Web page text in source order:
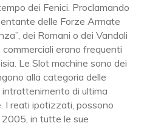
dei Fenici. Proclamando
delle Forze Armate
dei Romani o dei Vandali
erano frequenti
Le Slot machine sono dei
alla categoria delle
di ultima
I reati ipotizzati, possono
in tutte le sue